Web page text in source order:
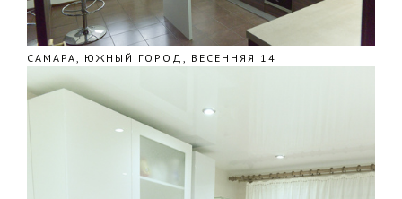
САМАРА, ЮЖНЫЙ ГОРОД, ВЕСЕННЯЯ 14